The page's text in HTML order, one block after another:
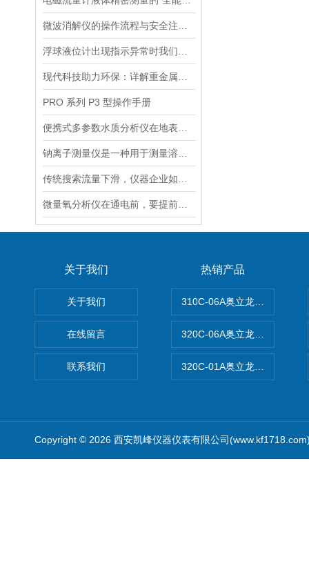
PRO 系列 P3 型操作手册
关于我们
关于我们
在线留言
联系我们
热销产品
310C-06A奥立龙实验室台式
320C-06A奥立龙实验室便携
320C-01A奥立龙实验室便携
Copyright © 2026 西安凯峰仪器仪表有限公司